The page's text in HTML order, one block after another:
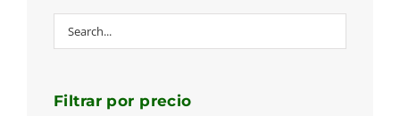
Filtrar por precio